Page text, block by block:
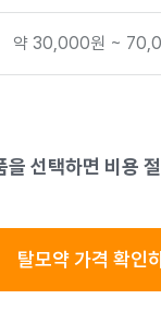
약 30,000원 ~
을 선택하면 비용
탈모약 가격 확인